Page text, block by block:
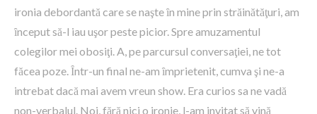
ironia debordantă care se naşte ȋn mine prin străinătăţuri, am
ȋnceput să-l iau uşor peste picior. Spre amuzamentul
colegilor mei obosiţi. A, pe parcursul conversaţiei, ne tot
făcea poze. Ȋntr-un final ne-am ȋmprietenit, cumva şi ne-a
intrebat dacă mai avem vreun show. Era curios sa ne vadă
non-verbalul. Noi, fără nici o ironie, l-am invitat să vină